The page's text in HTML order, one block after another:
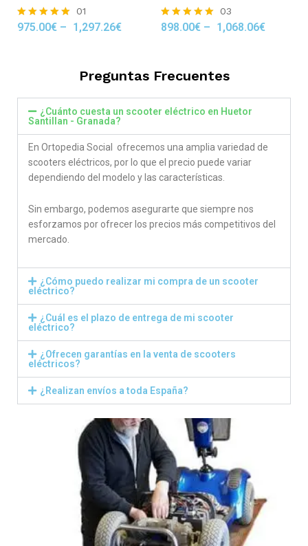
Rated
01
975.00€ – 1,297.26€
Rated
03
898.00€ – 1,068.06€
Preguntas Frecuentes
¿Cuánto cuesta un scooter eléctrico en Huetor
Santillan - Granada?
En Ortopedia Social ofrecemos una amplia variedad de
scooters eléctricos, por lo que el precio puede variar
dependiendo del modelo y las características.
Sin embargo, podemos asegurarte que siempre nos
esforzamos por ofrecer los precios más competitivos del
mercado.
¿Cómo puedo realizar mi compra de un scooter
eléctrico?
¿Cuál es el plazo de entrega de mi scooter
eléctrico?
¿Ofrecen garantías en la venta de scooters
eléctricos?
¿Realizan envíos a toda España?